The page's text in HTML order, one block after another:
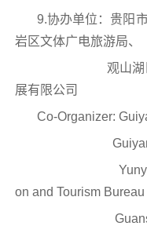
9.协办单位：贵阳市
岩区文体广电旅游局、
观山湖区文体
展有限公司
Co-Organizer:
Guiyang
Yunyan
on and Tourism Bureau
Guanshanhu